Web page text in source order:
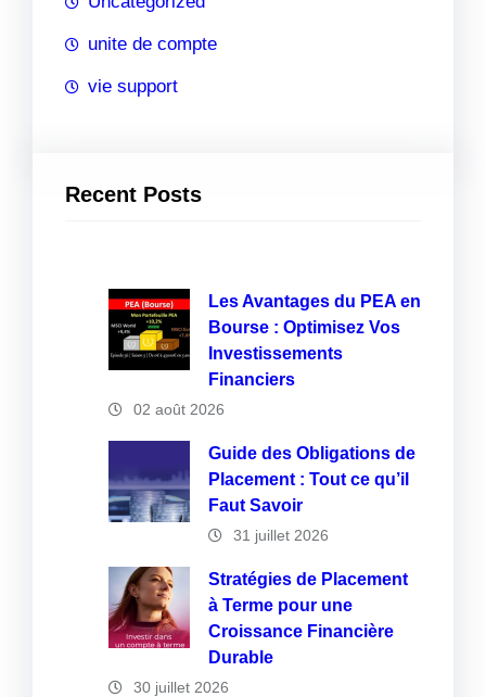
unite de compte
vie support
Recent Posts
Les Avantages du PEA en
Bourse : Optimisez Vos
Investissements
Financiers
02 août 2026
Guide des Obligations de
Placement : Tout ce qu’il
Faut Savoir
31 juillet 2026
Stratégies de Placement
à Terme pour une
Croissance Financière
Durable
30 juillet 2026